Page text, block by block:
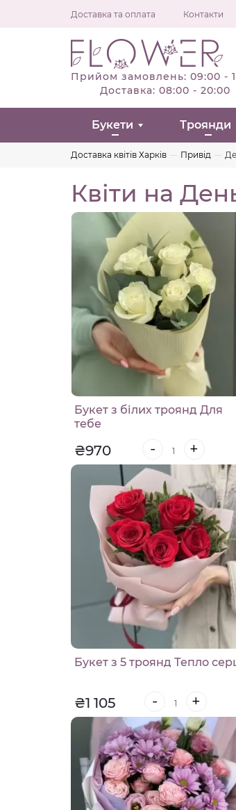
Доставка та оплата Контакти
Прийом замовлень: 09:00 -
Доставка: 08:00 - 20:00
Букети Троянди
Доставка квітів Харків Привід
Квіти на
Букет з білих троянд Для
тебе
₴970 - +
Букет з 5 троянд Тепло
₴1 105 - +